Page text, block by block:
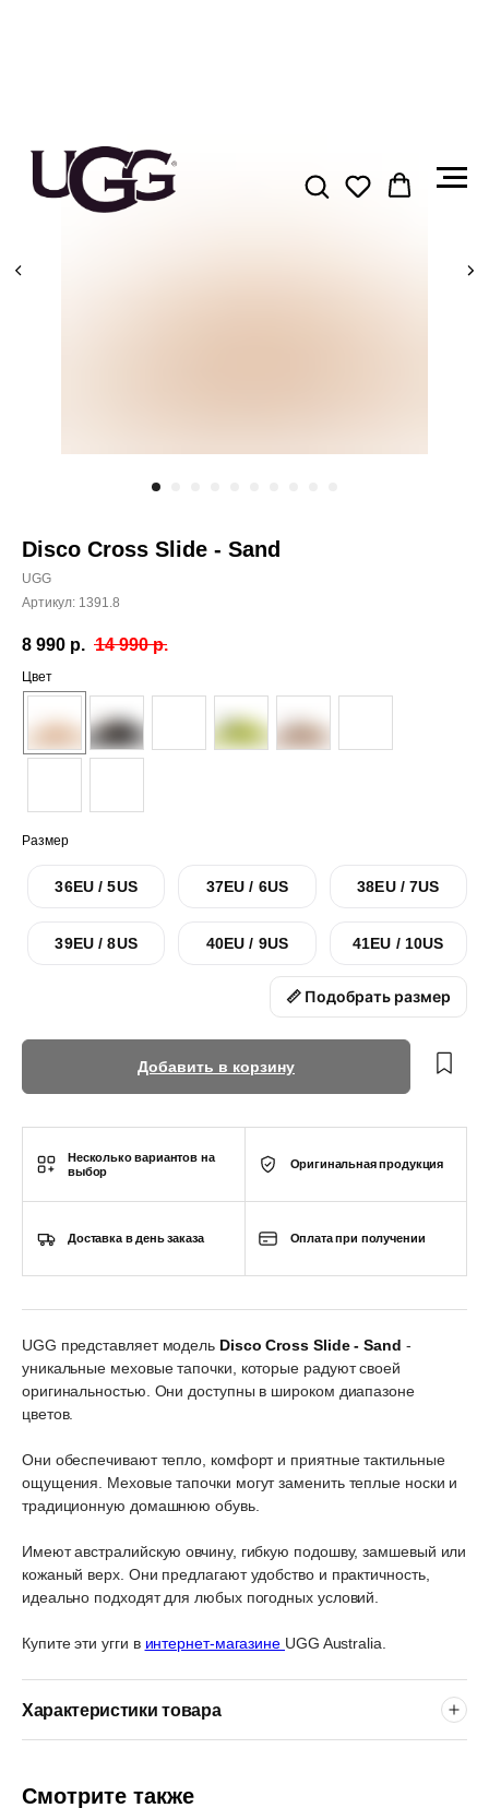
Disco Cross Slide - Sand
UGG
Артикул: 1391.8
8 990 р. 14 990 р.
Цвет
Размер
36EU / 5US 37EU / 6US 38EU / 7US
39EU / 8US 40EU / 9US 41EU / 10US
📏 Подобрать размер
Добавить в корзину
Несколько вариантов на
выбор
Оригинальная продукция
Доставка в день заказа Оплата при получении
UGG представляет модель Disco Cross Slide - Sand -
уникальные меховые тапочки, которые радуют своей
оригинальностью. Они доступны в широком диапазоне
цветов.
Они обеспечивают тепло, комфорт и приятные тактильные
ощущения. Меховые тапочки могут заменить теплые носки и
традиционную домашнюю обувь.
Имеют австралийскую овчину, гибкую подошву, замшевый или
кожаный верх. Они предлагают удобство и практичность,
идеально подходят для любых погодных условий.
Купите эти угги в интернет-магазине UGG Australia.
Характеристики товара
Смотрите также